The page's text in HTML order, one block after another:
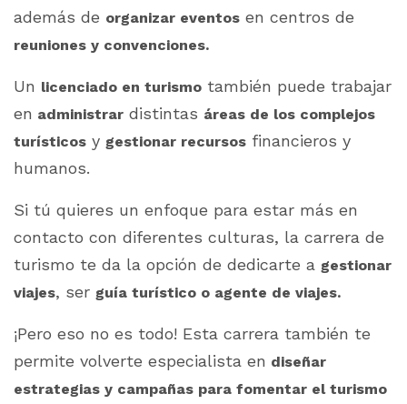
además de organizar eventos en centros de
reuniones y convenciones.
Un licenciado en turismo también puede trabajar
en administrar distintas áreas de los complejos
turísticos y gestionar recursos financieros y
humanos.
Si tú quieres un enfoque para estar más en
contacto con diferentes culturas, la carrera de
turismo te da la opción de dedicarte a gestionar
viajes, ser guía turístico o agente de viajes.
¡Pero eso no es todo! Esta carrera también te
permite volverte especialista en diseñar
estrategias y campañas para fomentar el turismo